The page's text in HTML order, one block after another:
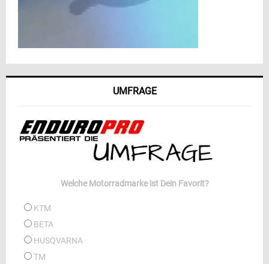
UMFRAGE
Welche Motorradmarke ist Dein Favorit?
KTM
BETA
HUSQVARNA
TM